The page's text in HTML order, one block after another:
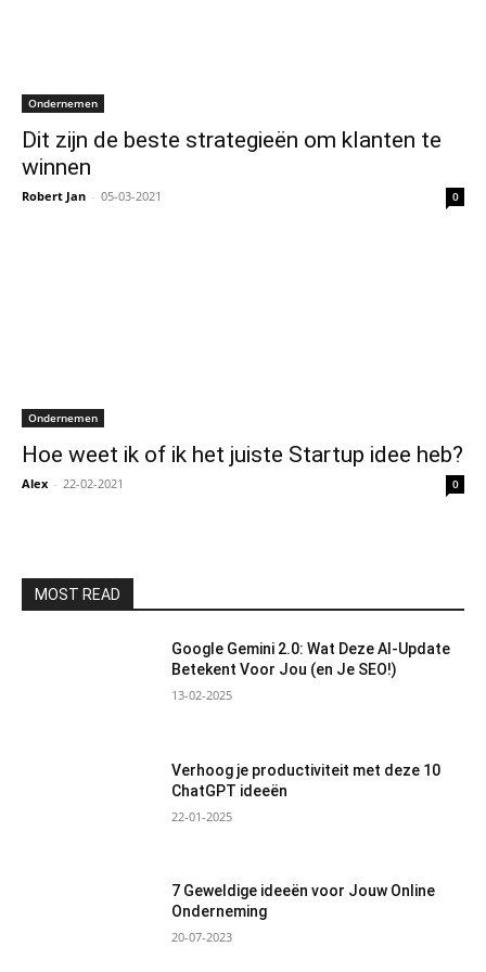
Ondernemen
Dit zijn de beste strategieën om klanten te
winnen
Robert Jan - 05-03-2021 0
Ondernemen
Hoe weet ik of ik het juiste Startup idee heb?
Alex - 22-02-2021 0
MOST READ
Google Gemini 2.0: Wat Deze AI-Update
Betekent Voor Jou (en Je SEO!)
13-02-2025
Verhoog je productiviteit met deze 10
ChatGPT ideeën
22-01-2025
7 Geweldige ideeën voor Jouw Online
Onderneming
20-07-2023